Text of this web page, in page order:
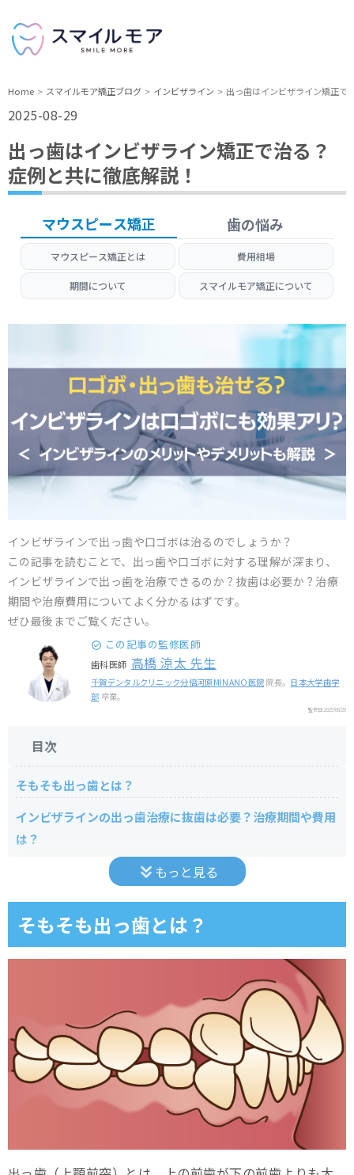
Home スマイルモア矯正ブログ インビザライン 出っ歯はインビザライン矯正で
2025-08-29
出っ歯はインビザライン矯正で治る？
症例と共に徹底解説！
マウスピース矯正 歯の悩み
マウスピース矯正とは 費用相場
期間について スマイルモア矯正について
インビザラインで出っ歯や口ゴボは治るのでしょうか？
この記事を読むことで、出っ歯や口ゴボに対する理解が深まり、
インビザラインで出っ歯を治療できるのか？抜歯は必要か？治療
期間や治療費用についてよく分かるはずです。
ぜひ最後までご覧ください。
この記事の監修医師
歯科医師 高橋 涼太 先生
千賀デンタルクリニック分倍河原MINANO医院 院長。 日本大学歯学
部 卒業。
監修日:2025/08/29
目次
そもそも出っ歯とは？
インビザラインの出っ歯治療に抜歯は必要？治療期間や費用
は？
出っ歯のインビザラインでの治療期間は？
出っ歯のインビザラインでの治療費用は？
インビザラインで出っ歯や口ゴボは治る？横顔は変わらな
インビザラインで出っ歯は治らない？
インビザラインで治せない出っ歯
インビザラインで口ゴボやEラインは治る？
インビザラインで出っ歯を治療した症例
もっと見る
そもそも出っ歯とは？